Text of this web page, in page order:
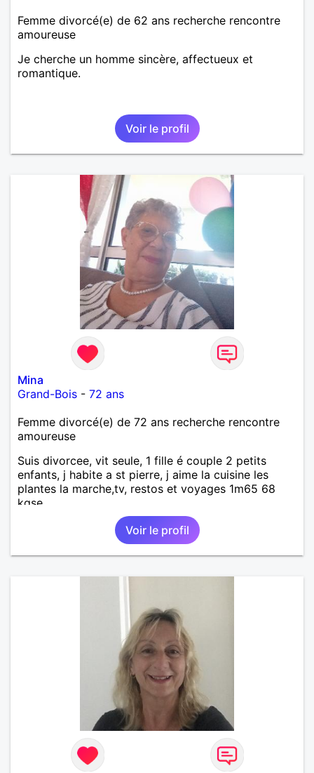
Femme divorcé(e) de 62 ans recherche rencontre
amoureuse
Je cherche un homme sincère, affectueux et
romantique.
Voir le profil
Mina
Grand-Bois - 72 ans
Femme divorcé(e) de 72 ans recherche rencontre
amoureuse
Suis divorcee, vit seule, 1 fille é couple 2 petits
enfants, j habite a st pierre, j aime la cuisine les
plantes la marche,tv, restos et voyages 1m65 68
kgse
Voir le profil